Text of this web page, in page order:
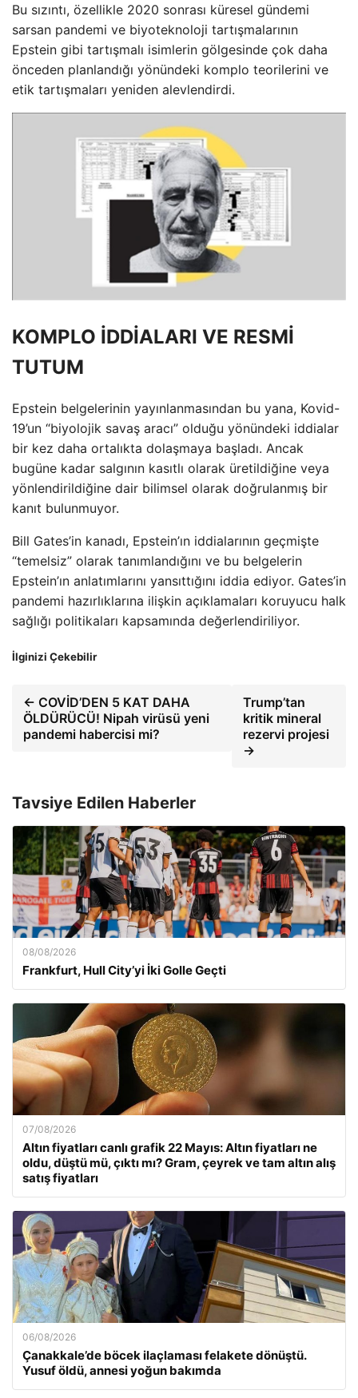
Bu sızıntı, özellikle 2020 sonrası küresel gündemi
sarsan pandemi ve biyoteknoloji tartışmalarının
Epstein gibi tartışmalı isimlerin gölgesinde çok daha
önceden planlandığı yönündeki komplo teorilerini ve
etik tartışmaları yeniden alevlendirdi.
KOMPLO İDDİALARI VE RESMİ
TUTUM
Epstein belgelerinin yayınlanmasından bu yana, Kovid-
19’un “biyolojik savaş aracı” olduğu yönündeki iddialar
bir kez daha ortalıkta dolaşmaya başladı. Ancak
bugüne kadar salgının kasıtlı olarak üretildiğine veya
yönlendirildiğine dair bilimsel olarak doğrulanmış bir
kanıt bulunmuyor.
Bill Gates’in kanadı, Epstein’ın iddialarının geçmişte
“temelsiz” olarak tanımlandığını ve bu belgelerin
Epstein’ın anlatımlarını yansıttığını iddia ediyor. Gates’in
pandemi hazırlıklarına ilişkin açıklamaları koruyucu halk
sağlığı politikaları kapsamında değerlendiriliyor.
İlginizi Çekebilir
← COVİD’DEN 5 KAT DAHA
ÖLDÜRÜCÜ! Nipah virüsü yeni
pandemi habercisi mi?
Trump’tan
kritik mineral
rezervi projesi
→
Tavsiye Edilen Haberler
08/08/2026
Frankfurt, Hull City’yi İki Golle Geçti
07/08/2026
Altın fiyatları canlı grafik 22 Mayıs: Altın fiyatları ne
oldu, düştü mü, çıktı mı? Gram, çeyrek ve tam altın alış
satış fiyatları
06/08/2026
Çanakkale’de böcek ilaçlaması felakete dönüştü.
Yusuf öldü, annesi yoğun bakımda